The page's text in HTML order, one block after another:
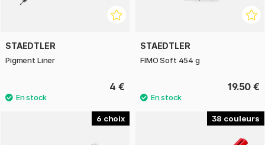
STAEDTLER
Pigment Liner
4 €
STAEDTLER
FIMO Soft 454 g
19.50 €
6 38